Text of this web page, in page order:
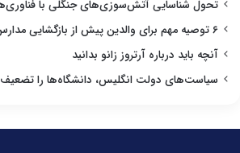
تحول شناسایی آتش‌سوزی‌های جنگلی با
۶ توصیه مهم برای والدین پیش از بازگشایی مدارس
آنچه باید درباره آرتروز زانو بدانید
سیاست‌های دولت انگلیس، دانشگاه‌ها را